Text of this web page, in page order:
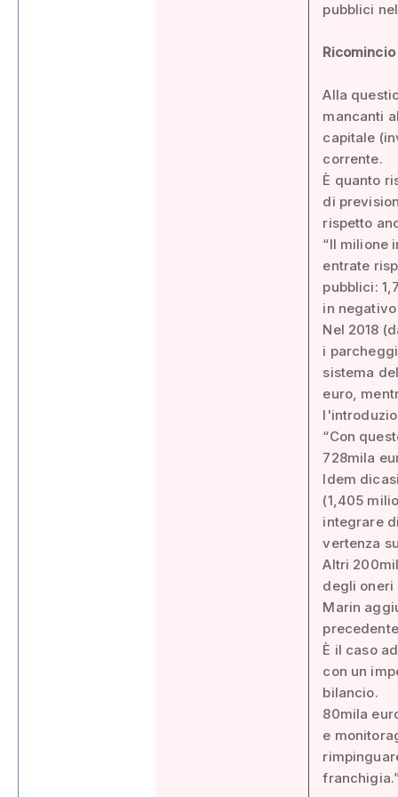
pubblici
Alla
mancanti
capitale
corrente.
È quanto
di
rispetto
“Il milione
entrate
pubblici:
in
Nel 2018
i
sistema
euro,
“Con
728mila
Idem
(1,405
integrare
vertenza
Altri
degli oneri
Marin
È il caso
con un
bilancio.
80mila
e